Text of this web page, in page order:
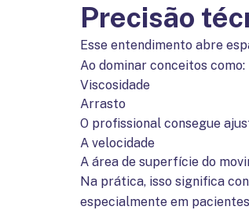
Precisão
Esse entendimento abre
Ao dominar conceitos como:
Viscosidade
Arrasto
O profissional consegue
A velocidade
A área de superfície do
Na prática, isso significa
especialmente em